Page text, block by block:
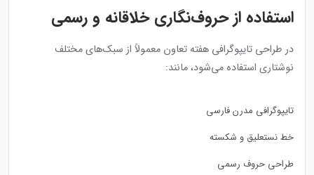
استفاده از حروف‌نگاری خلاقانه و رسمی
در طراحی تایپوگرافی هفته تعاون معمولاً از سبک‌های مختلف
نوشتاری استفاده می‌شود، مانند:
تایپوگرافی مدرن فارسی
خط نستعلیق و شکسته
طراحی حروف رسمی